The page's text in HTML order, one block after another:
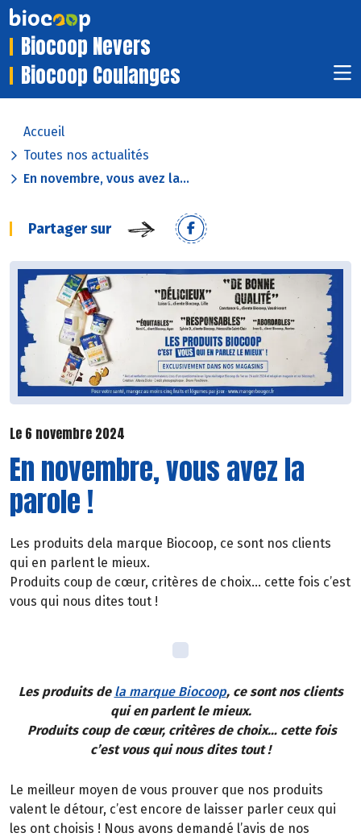
Biocoop Nevers
Biocoop Coulanges
Accueil
Toutes nos actualités
En novembre, vous avez la...
Partager sur
Le 6 novembre 2024
En novembre, vous avez la
parole !
Les produits dela marque Biocoop, ce sont nos clients
qui en parlent le mieux.
Produits coup de cœur, critères de choix… cette fois c’est
vous qui nous dites tout !
Les produits de la marque Biocoop, ce sont nos clients
qui en parlent le mieux.
Produits coup de cœur, critères de choix… cette fois
c’est vous qui nous dites tout !
Le meilleur moyen de vous prouver que nos produits
valent le détour, c’est encore de laisser parler ceux qui
les ont choisis ! Nous avons demandé l’avis de nos